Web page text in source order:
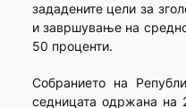
зададените цели за
и завршување на
50 проценти.
Собранието на
седницата одржана на